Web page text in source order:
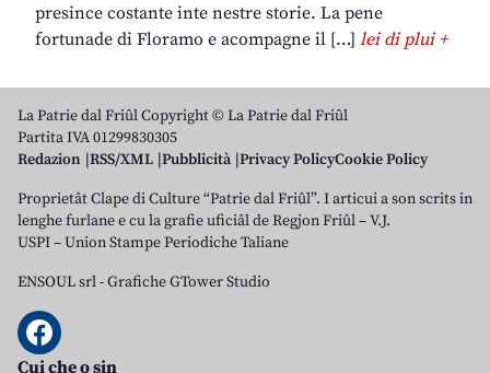
presince costante inte nestre storie. La pene
fortunade di Floramo e acompagne il […] lei di plui +
La Patrie dal Friûl Copyright © La Patrie dal Friûl
Partita IVA 01299830305
Redazion RSS/XML Pubblicità Privacy PolicyCookie Policy
Proprietât Clape di Culture “Patrie dal Friûl”. I articui a son scrits in
lenghe furlane e cu la grafie uficiâl de Regjon Friûl – V.J.
USPI – Union Stampe Periodiche Taliane
ENSOUL srl-Grafiche GTower Studio
Cui che o sin